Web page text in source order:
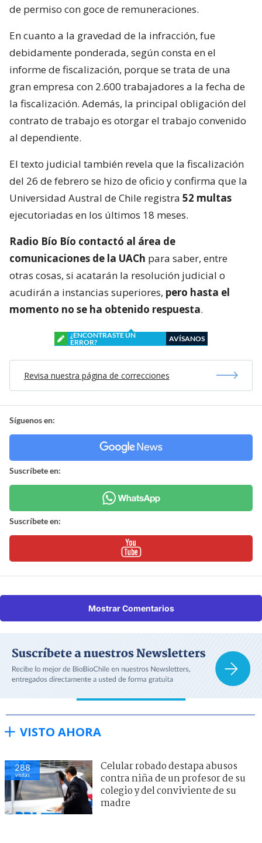
de permiso con goce de remuneraciones.
En cuanto a la gravedad de la infracción, fue
debidamente ponderada, según consta en el
informe de fiscalización, porque se trata de una
gran empresa con 2.600 trabajadores a la fecha de
la fiscalización. Además, la principal obligación del
contrato de trabajo es otorgar el trabajo convenido
al dependiente.
El texto judicial también revela que la fiscalización
del 26 de febrero se hizo de oficio y confirma que la
Universidad Austral de Chile registra 52 multas
ejecutoriadas en los últimos 18 meses.
Radio Bío Bío contactó al área de
comunicaciones de la UACh para saber, entre
otras cosas, si acatarán la resolución judicial o
acudirán a instancias superiores, pero hasta el
momento no se ha obtenido respuesta.
¿ENCONTRASTE UN
ERROR?
AVÍSANOS
Revisa nuestra página de correcciones
Síguenos en:
Suscríbete en:
Suscríbete en:
Mostrar Comentarios
VISTO AHORA
288
visitas
Celular robado destapa abusos
contra niña de un profesor de su
colegio y del conviviente de su
madre